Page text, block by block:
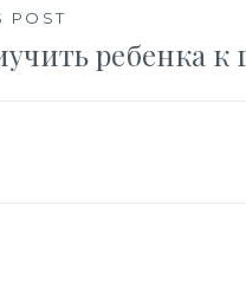
POST
ребенка к